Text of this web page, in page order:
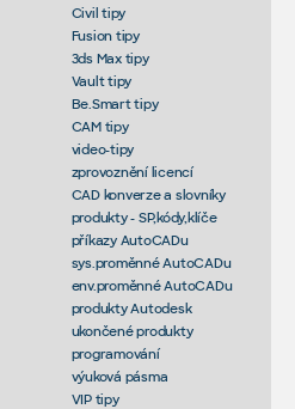
Civil tipy
Fusion tipy
3ds Max tipy
Vault tipy
Be.Smart tipy
CAM tipy
video-tipy
zprovoznění licencí
CAD konverze a slovníky
produkty - SP,kódy,klíče
příkazy AutoCADu
sys.proměnné AutoCADu
env.proměnné AutoCADu
produkty Autodesk
ukončené produkty
programování
výuková pásma
VIP tipy